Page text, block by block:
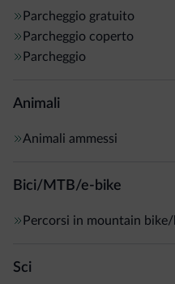
Parcheggio gratuito
Parcheggio coperto
Parcheggio
Animali
Animali ammessi
Bici/MTB/e-bike
Percorsi in mountain
Sci